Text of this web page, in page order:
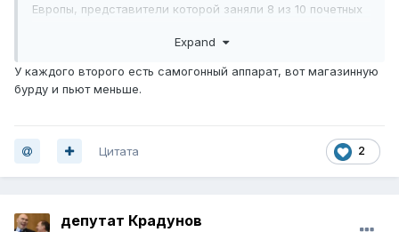
Европы, представители которой заняли 8 из 10 почетных
Expand
У каждого второго есть самогонный аппарат, вот магазинную
бурду и пьют меньше.
2
Цитата
депутат Крадунов